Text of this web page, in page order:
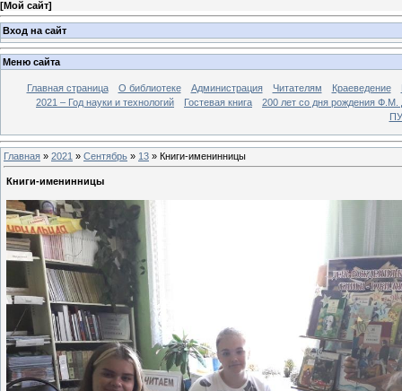
[Мой сайт]
Вход на сайт
Меню сайта
Главная страница О библиотеке Администрация Читателям Краеведение
2021 – Год науки и технологий
Гостевая книга
200 лет со дня рождения Ф.М.
Главная » 2021 » Сентябрь » 13 » Книги-именинницы
Книги-именинницы